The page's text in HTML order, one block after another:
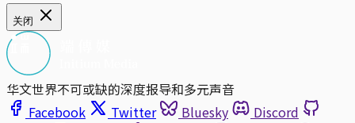
关闭
华文世界不可或缺的深度报导和多元声音
Facebook
Twitter Bluesky
Discord